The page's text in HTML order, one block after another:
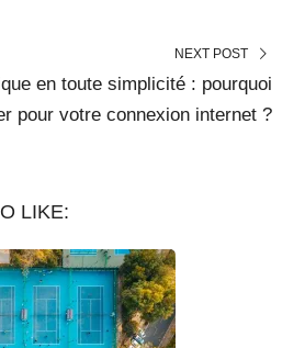
NEXT POST
en toute simplicité : pourquoi
pour votre connexion internet ?
LIKE: